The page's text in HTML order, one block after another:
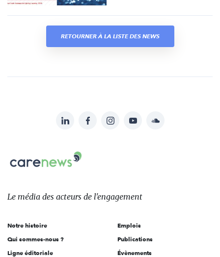
RETOURNER À LA LISTE DES NEWS
sur:
LinkedInFacebookInstagramYouTubeSoundcloud
Carenews,
Le
des
l'engagement
Le média des acteurs de l'engagement
Notre histoire
Qui sommes-nous ?
Ligne éditoriale
Emplois
Publications
Évènements